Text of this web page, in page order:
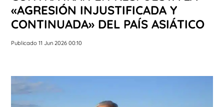
«AGRESIÓN INJUSTIFICADA Y
CONTINUADA» DEL PAÍS ASIÁTICO
Publicado 11 Jun 2026 00:10